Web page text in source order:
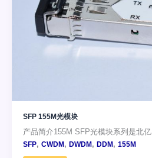
SFP 155M光模块
产品简介155M SFP光模块系列是北亿
SFP, CWDM, DWDM, DDM, 155M